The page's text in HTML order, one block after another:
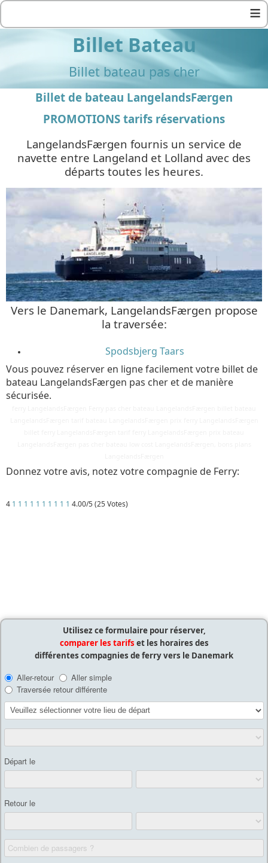
≡
Billet Bateau
Billet bateau pas cher
Billet de bateau LangelandsFærgen
PROMOTIONS tarifs réservations
LangelandsFærgen fournis un service de
navette entre Langeland et Lolland avec des
départs toutes les heures.
Vers le Danemark, LangelandsFærgen propose
la traversée:
Spodsbjerg Taars
Vous pouvez réserver en ligne facilement votre billet de
bateau LangelandsFærgen pas cher et de manière
sécurisée.
Donnez votre avis, notez votre compagnie de Ferry:
4 1 1 1 1 1 1 1 1 1 1 4.00/5 (25 Votes)
Utilisez ce formulaire pour réserver,
comparer les tarifs et les horaires des
différentes compagnies de ferry vers le Danemark